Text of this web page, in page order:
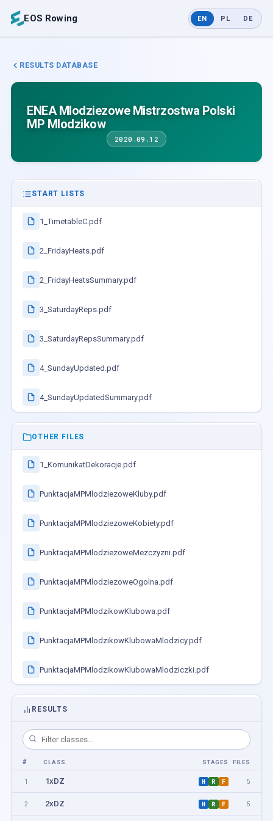
EOS Rowing EN PL DE
RESULTS DATABASE
ENEA Mlodziezowe Mistrzostwa Polski
MP Mlodzikow
2020.09.12
START LISTS
1_TimetableC.pdf
2_FridayHeats.pdf
2_FridayHeatsSummary.pdf
3_SaturdayReps.pdf
3_SaturdayRepsSummary.pdf
4_SundayUpdated.pdf
4_SundayUpdatedSummary.pdf
OTHER FILES
1_KomunikatDekoracje.pdf
PunktacjaMPMlodziezoweKluby.pdf
PunktacjaMPMlodziezoweKobiety.pdf
PunktacjaMPMlodziezoweMezczyzni.pdf
PunktacjaMPMlodziezoweOgolna.pdf
PunktacjaMPMlodzikowKlubowa.pdf
PunktacjaMPMlodzikowKlubowaMlodzicy.pdf
PunktacjaMPMlodzikowKlubowaMlodziczki.pdf
RESULTS
# CLASS STAGES FILES
1 1xDZ H R F 5
2 2xDZ H R F 5